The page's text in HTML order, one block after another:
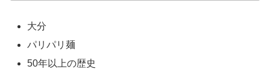
大分
パリパリ麺
50年以上の歴史